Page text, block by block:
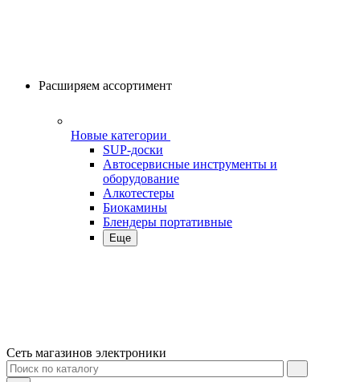
Расширяем ассортимент
Новые категории
SUP-доски
Автосервисные инструменты и
оборудование
Алкотестеры
Биокамины
Блендеры портативные
Еще
Сеть магазинов электроники